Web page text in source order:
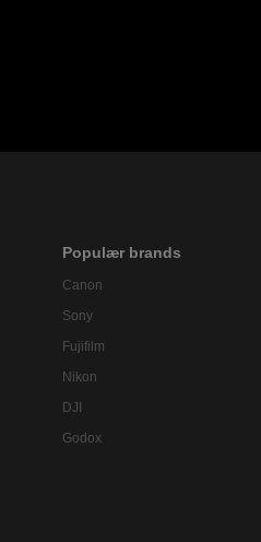
Populær brands
Canon
Sony
Fujifilm
Nikon
DJI
Godox